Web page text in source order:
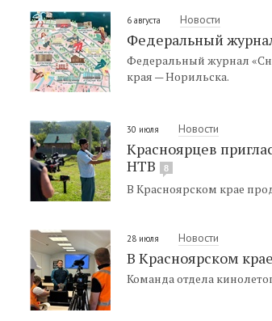
6 августа Новости
Федеральный
Федеральный журнал
края — Норильска.
30 июля Новости
Красноярцев
НТВ
8
В Красноярском крае
28 июля Новости
В Красноярском
Команда отдела